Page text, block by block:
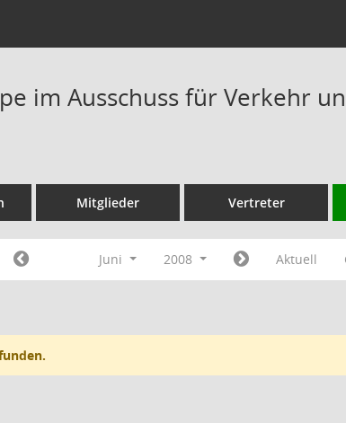
im Ausschuss für Verkehr
Mitglieder Vertreter
Juni 2008 Aktuell